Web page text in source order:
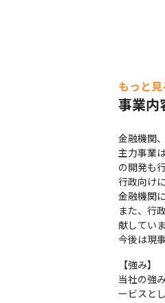
もっと見
事業内
金融機関
主力事業
の開発も
行政向け
金融機関
また、行
献していま
今後は現
【強み】
当社の強
ービスと